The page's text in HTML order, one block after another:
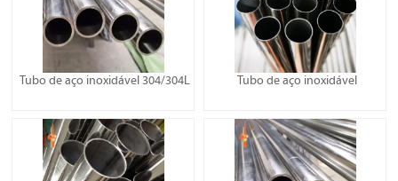
Tubo de aço inoxidável 304/304L Tubo de aço inoxidável